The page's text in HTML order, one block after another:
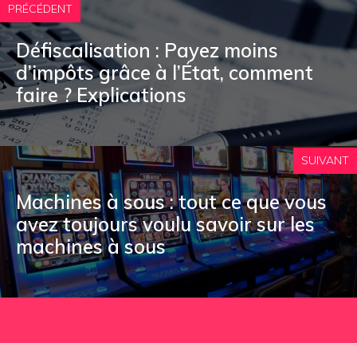
PRÉCÉDENT
Défiscalisation : Payez moins
d’impôts grâce à l’État, comment
faire ? Explications
SUIVANT
Machines à sous : tout ce que vous
avez toujours voulu savoir sur les
machines à sous